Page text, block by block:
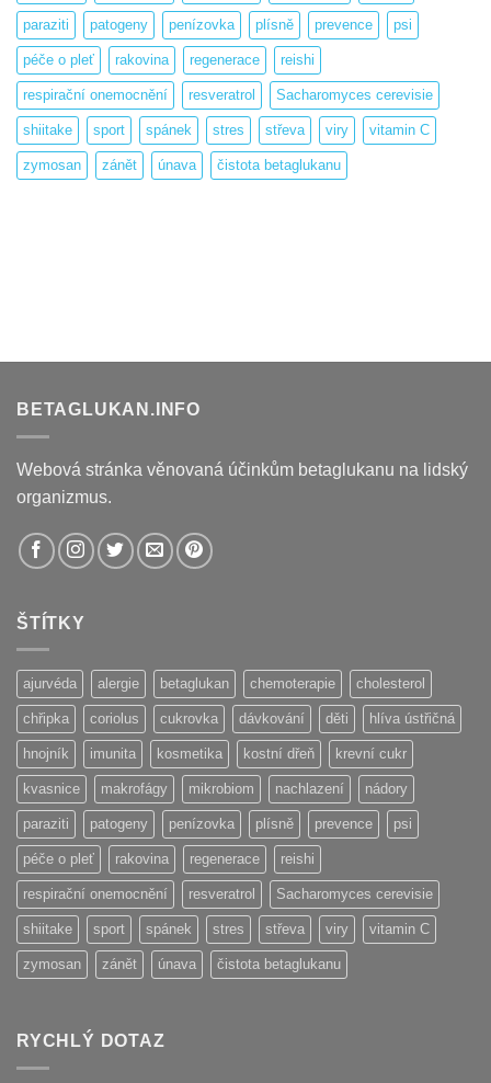
paraziti patogeny penízovka plísně prevence psi
péče o pleť rakovina regenerace reishi
respirační onemocnění resveratrol Sacharomyces cerevisie
shiitake sport spánek stres střeva viry vitamin C
zymosan zánět únava čistota betaglukanu
BETAGLUKAN.INFO
Webová stránka věnovaná účinkům betaglukanu na lidský
organizmus.
ŠTÍTKY
ajurvéda alergie betaglukan chemoterapie cholesterol
chřipka coriolus cukrovka dávkování děti hlíva ústřičná
hnojník imunita kosmetika kostní dřeň krevní cukr
kvasnice makrofágy mikrobiom nachlazení nádory
paraziti patogeny penízovka plísně prevence psi
péče o pleť rakovina regenerace reishi
respirační onemocnění resveratrol Sacharomyces cerevisie
shiitake sport spánek stres střeva viry vitamin C
zymosan zánět únava čistota betaglukanu
RYCHLÝ DOTAZ